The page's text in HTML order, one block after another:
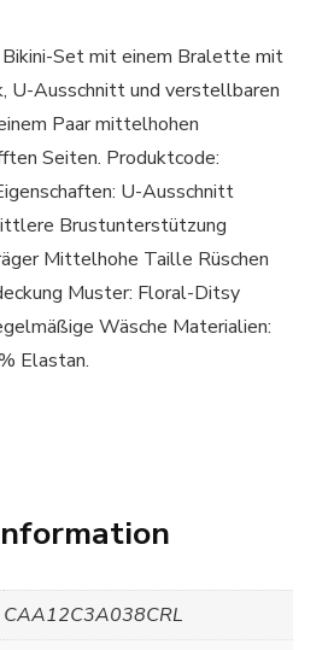
Bikini-Set mit einem Bralette mit
U-Ausschnitt und verstellbaren
Paar mittelhohen
Seiten. Produktcode:
U-Ausschnitt
Brustunterstützung
Mittelhohe Taille Rüschen
Muster: Floral-Ditsy
Wäsche Materialien:
Elastan.
CAA12C3A038CRL